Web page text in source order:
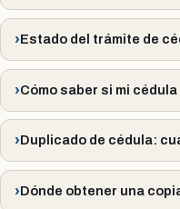
Estado del trámite de
Cómo saber si mi
Duplicado de cédula:
Dónde obtener una